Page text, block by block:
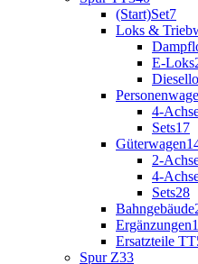
(Start)Set7
Loks &
E-Loks
4-
Sets17
Güterwagen
2-
4-
Sets28
Bahngebäude
Ergänzungen
Ersatzteile TT
Spur Z33